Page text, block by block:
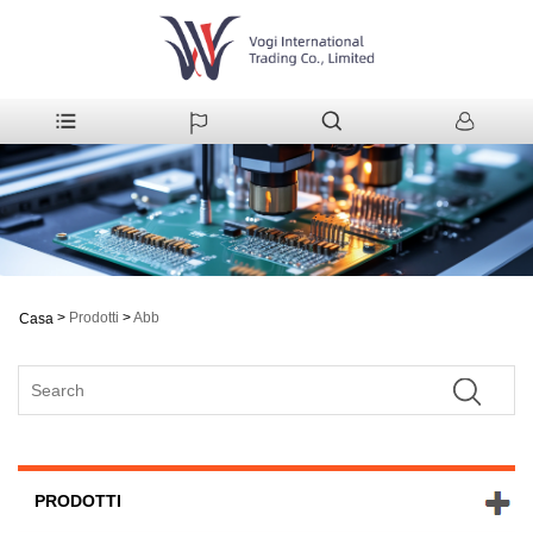
Casa > Prodotti >Abb
PRODOTTI